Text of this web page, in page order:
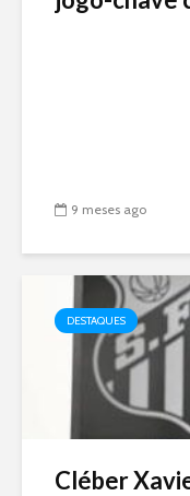
9 meses ago
DESTAQUES
Cléber